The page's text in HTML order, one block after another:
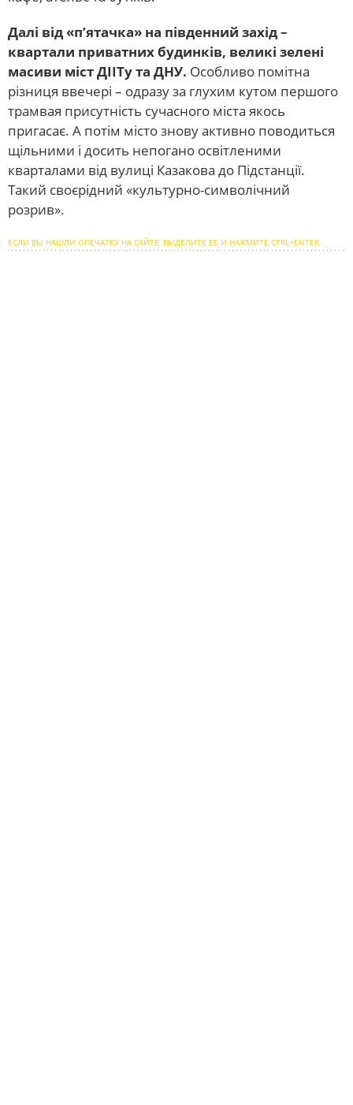
Далі від «п’ятачка» на південний захід –
квартали приватних будинків, великі зелені
масиви міст ДІІТу та ДНУ. Особливо помітна
різниця ввечері – одразу за глухим кутом першого
трамвая присутність сучасного міста якось
пригасає. А потім місто знову активно поводиться
щільними і досить непогано освітленими
кварталами від вулиці Казакова до Підстанції.
Такий своєрідний «культурно-символічний
розрив».
ЕСЛИ ВЫ НАШЛИ ОПЕЧАТКУ НА САЙТЕ, ВЫДЕЛИТЕ ЕЕ И НАЖМИТЕ CTRL+ENTER